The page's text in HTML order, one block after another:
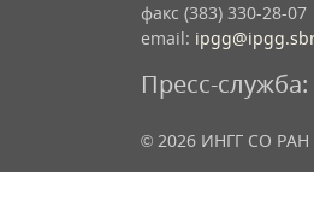
факс (383) 330-28-07
email:
Пресс-служба:
© 2026 ИНГГ СО РАН